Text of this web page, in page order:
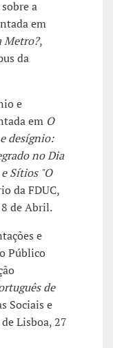
a
em
Metro?,
da
e
em O
desígnio:
no Dia
Sítios "O
da FDUC,
de Abril.
e
Público
de
Sociais e
Lisboa, 27